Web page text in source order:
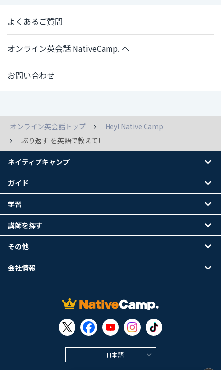
よくあるご質問
オンライン英会話 NativeCamp. へ
お問い合わせ
オンライン英会話トップ
Hey! Native Camp
ぶり返す を英語で教えて!
日本語
ネイティブキャンプ
ガイド
学習
講師を探す
その他
会社情報